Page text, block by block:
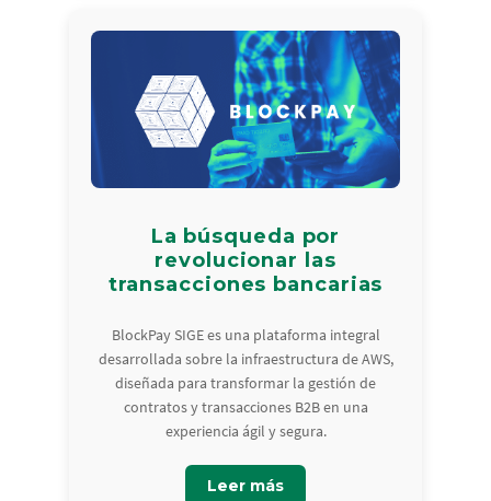
La búsqueda por
revolucionar las
transacciones bancarias
BlockPay SIGE es una plataforma integral
desarrollada sobre la infraestructura de AWS,
diseñada para transformar la gestión de
contratos y transacciones B2B en una
experiencia ágil y segura.
Leer más